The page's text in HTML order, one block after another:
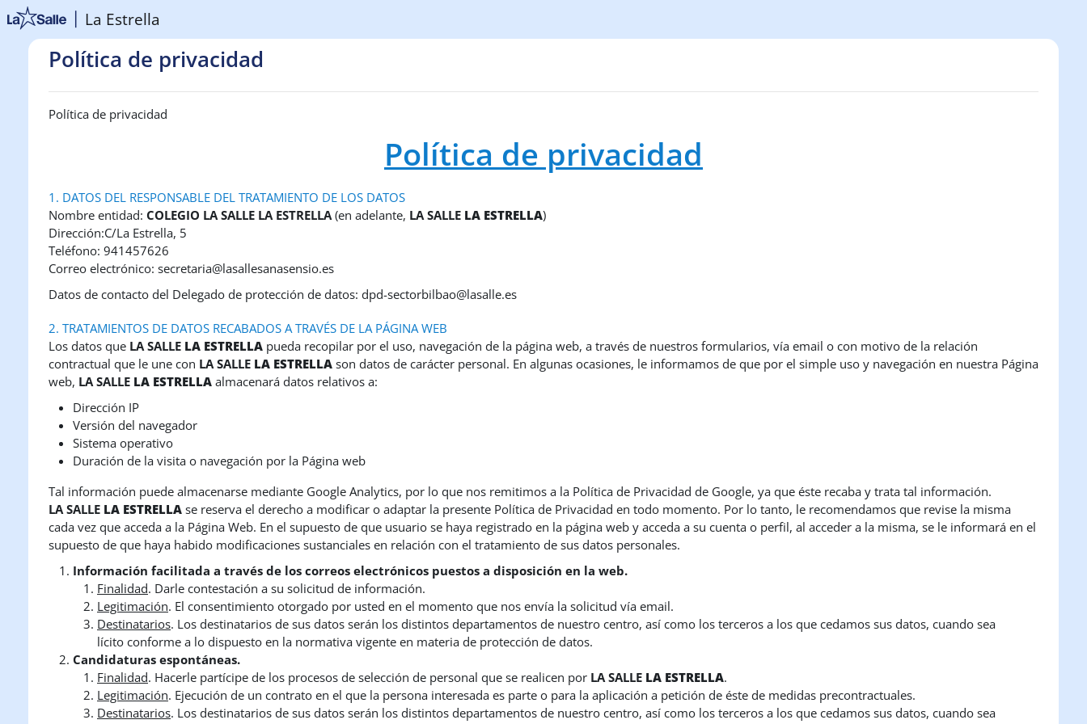
Salta al contenido principal
La Estrella
Política de privacidad
Política de privacidad
Política de privacidad
1. DATOS DEL RESPONSABLE DEL TRATAMIENTO DE LOS DATOS
Nombre entidad: COLEGIO LA SALLE LA ESTRELLA(en adelante, LA SALLE LA ESTRELLA)
Dirección:C/La Estrella, 5
Teléfono: 941457626
Correo electrónico: secretaria@lasallesanasensio.es
Datos de contacto del Delegado de protección de datos: dpd-sectorbilbao@lasalle.es
2. TRATAMIENTOS DE DATOS RECABADOS A TRAVÉS DE LA PÁGINA WEB
Los datos que LA SALLE LA ESTRELLA pueda recopilar por el uso, navegación de la página web, a través de nuestros formularios, vía email o con motivo de la relación
contractual que le une con LA SALLE LA ESTRELLA son datos de carácter personal. En algunas ocasiones, le informamos de que por el simple uso y navegación en nuestra Página
web, LA SALLE LA ESTRELLA almacenará datos relativos a:
Dirección IP
Versión del navegador
Sistema operativo
Duración de la visita o navegación por la Página web
Tal información puede almacenarse mediante Google Analytics, por lo que nos remitimos a la Política de Privacidad de Google, ya que éste recaba y trata tal información.
LA SALLE LA ESTRELLA se reserva el derecho a modificar o adaptar la presente Política de Privacidad en todo momento. Por lo tanto, le recomendamos que revise la misma
cada vez que acceda a la Página Web. En el supuesto de que usuario se haya registrado en la página web y acceda a su cuenta o perfil, al acceder a la misma, se le informará en el
supuesto de que haya habido modificaciones sustanciales en relación con el tratamiento de sus datos personales.
Información facilitada a través de los correos electrónicos puestos a disposición en la web.
Finalidad. Darle contestación a su solicitud de información.
Legitimación. El consentimiento otorgado por usted en el momento que nos envía la solicitud vía email.
Destinatarios. Los destinatarios de sus datos serán los distintos departamentos de nuestro centro, así como los terceros a los que cedamos sus datos, cuando sea
lícito conforme a lo dispuesto en la normativa vigente en materia de protección de datos.
Candidaturas espontáneas.
Finalidad. Hacerle partícipe de los procesos de selección de personal que se realicen por LA SALLE LA ESTRELLA.
Legitimación. Ejecución de un contrato en el que la persona interesada es parte o para la aplicación a petición de éste de medidas precontractuales.
Destinatarios. Los destinatarios de sus datos serán los distintos departamentos de nuestro centro, así como los terceros a los que cedamos sus datos, cuando sea